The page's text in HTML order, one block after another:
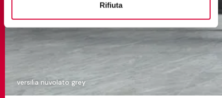
Rifiuta
versilia nuvolato grey